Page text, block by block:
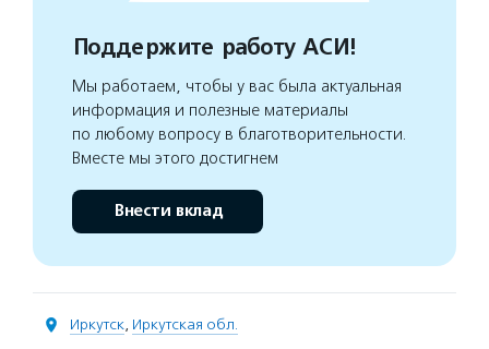
Поддержите работу АСИ!
Мы работаем, чтобы у вас была актуальная
информация и полезные материалы
по любому вопросу в благотворительности.
Вместе мы этого достигнем
Внести вклад
Иркутск, Иркутская обл.